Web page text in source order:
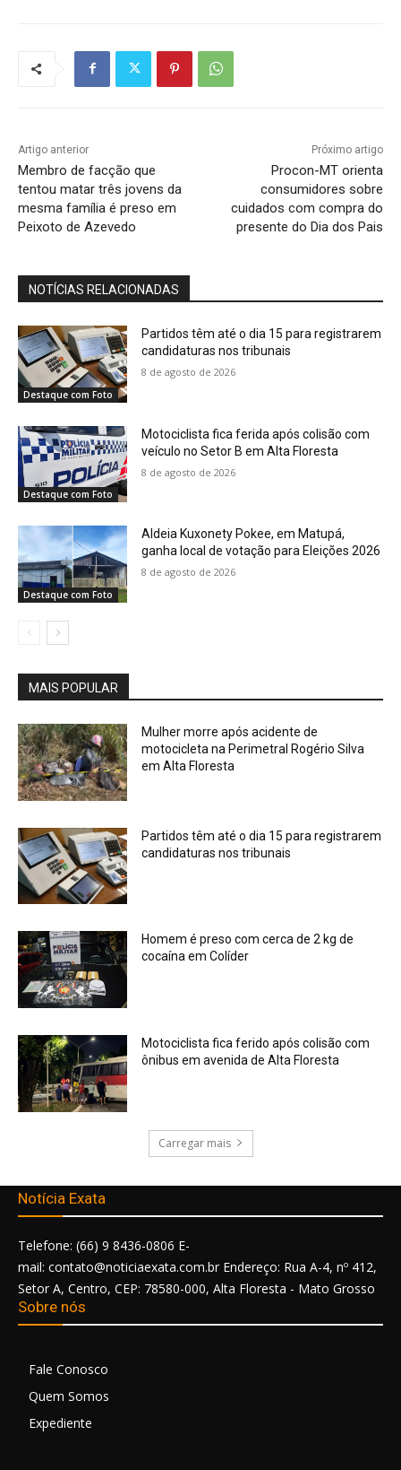
Artigo anterior
Membro de facção que
tentou matar três jovens da
mesma família é preso em
Peixoto de Azevedo
Próximo artigo
Procon-MT orienta
consumidores sobre
cuidados com compra do
presente do Dia dos Pais
NOTÍCIAS RELACIONADAS
Destaque com Foto
Partidos têm até o dia 15 para registrarem
candidaturas nos tribunais
8 de agosto de 2026
Destaque com Foto
Motociclista fica ferida após colisão com
veículo no Setor B em Alta Floresta
8 de agosto de 2026
Destaque com Foto
Aldeia Kuxonety Pokee, em Matupá,
ganha local de votação para Eleições 2026
8 de agosto de 2026
MAIS POPULAR
Mulher morre após acidente de
motocicleta na Perimetral Rogério Silva
em Alta Floresta
Partidos têm até o dia 15 para registrarem
candidaturas nos tribunais
Homem é preso com cerca de 2 kg de
cocaína em Colíder
Motociclista fica ferido após colisão com
ônibus em avenida de Alta Floresta
Carregar mais
Notícia Exata
Telefone: (66) 9 8436-0806 E-
mail: contato@noticiaexata.com.br Endereço: Rua A-4, nº 412,
Setor A, Centro, CEP: 78580-000, Alta Floresta - Mato Grosso
Sobre nós
Fale Conosco
Quem Somos
Expediente